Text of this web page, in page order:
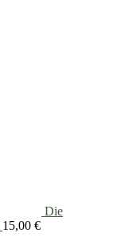
Die
15,00 €